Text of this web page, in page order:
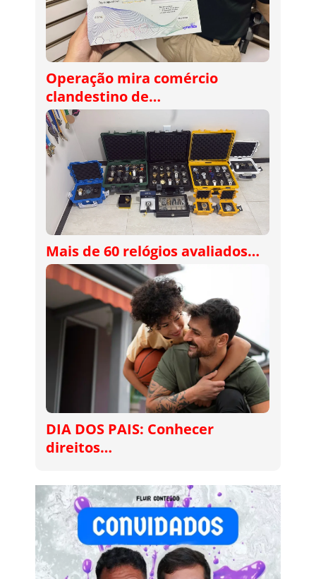
Operação mira comércio
clandestino de…
Mais de 60 relógios avaliados…
DIA DOS PAIS: Conhecer
direitos…